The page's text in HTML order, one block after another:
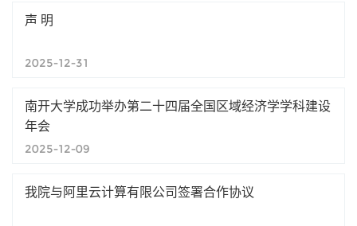
声 明
2025-12-31
南开大学成功举办第二十四届全国区域经济学学科建设
年会
2025-12-09
我院与阿里云计算有限公司签署合作协议